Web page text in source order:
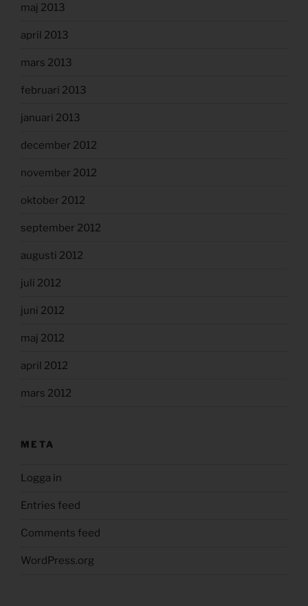
maj 2013
april 2013
mars 2013
februari 2013
januari 2013
december 2012
november 2012
oktober 2012
september 2012
augusti 2012
juli 2012
juni 2012
maj 2012
april 2012
mars 2012
META
Logga in
Entries feed
Comments feed
WordPress.org